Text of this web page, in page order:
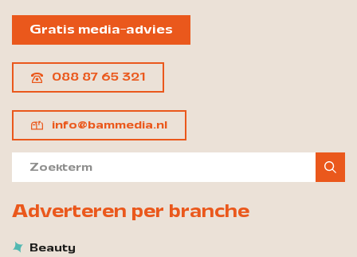
Gratis media-advies
088 87 65 321
info@bammedia.nl
Adverteren per branche
Beauty